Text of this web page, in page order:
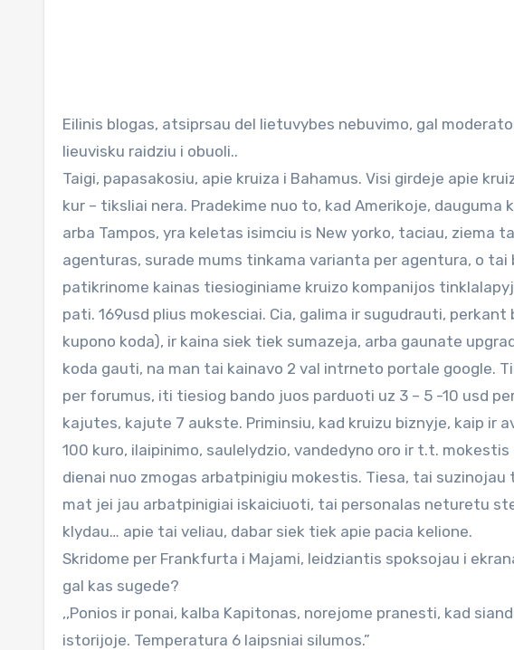
Eilinis blogas, atsiprsau del lietuvybes nebuvimo, gal moderatoriai bus geri ir pataisys, – niekaip neisidiegiu
lieuvisku raidziu i obuoli..
Taigi, papasakosiu, apie kruiza i Bahamus. Visi girdeje apie
kur – tiksliai nera. Pradekime nuo to, kad Amerikoje, dauguma
arba Tampos, yra keletas isimciu is New yorko, taciau, ziema
agenturas, surade mums tinkama varianta per agentura, o tai
patikrinome kainas tiesioginiame kruizo kompanijos
pati. 169usd plius mokesciai. Cia, galima ir sugudrauti,
kupono koda), ir kaina siek tiek sumazeja, arba gaunate
koda gauti, na man tai kainavo 2 val intrneto portale google.
per forumus, iti tiesiog bando juos parduoti uz 3 – 5 -10 usd
kajutes, kajute 7 aukste. Priminsiu, kad kruizu biznyje, kaip ir
100 kuro, ilaipinimo, saulelydzio, vandedyno oro ir t.t.
dienai nuo zmogas arbatpinigiu mokestis. Tiesa, tai suzinojau
mat jei jau arbatpinigiai iskaiciuoti, tai personalas neturetu
klydau… apie tai veliau, dabar siek tiek apie pacia kelione.
Skridome per Frankfurta i Majami, leidziantis spoksojau i
gal kas sugede?
,,Ponios ir ponai, kalba Kapitonas, norejome pranesti, kad
istorijoje. Temperatura 6 laipsniai silumos.”